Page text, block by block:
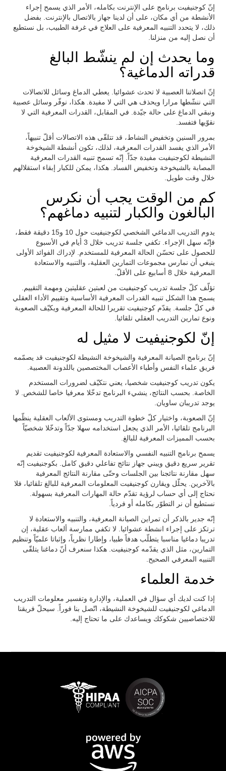
إنّ كوجنيفيت برنامج على الإنترنت بكامله، الأمر الذي يسمح إجراء
الأنشطة من أي مكان، على أن لدينا جهاز بالاتصال بالإنترنت. بفضل
ذلك، لا يتحدد التنبيه المعرفية على العلاج في غرفة الطبيب، بل نستطيع
أن نصل إليه من منزلنا.
وما يحدث إن لم ينشّط البالغ
قدراته الدماغية؟
إنّ اتصلاتنا العصبية لا تحدث عشوائيا. يعطي الدماغ وسائل للاتصالات
التي ننشّطها مرارا ويحذف هي التي لا مفيدة. هكذا، نوفّر وسائل عصبية
ونبقي الدماغ على حالة جيّدة. في المقابل، القدرات المعرفية التي لا
نقوّيها فتفسد.
بمرور السنين وتخفيض النشاط، قد تتلقّى هذه الاتصالات أقلّ تنبيهاً،
الأمر الذي يفسد القدرات المعرفية، لذلك، تكون أنشطة الشيخوخة
النشيطة لكوجنيفيت مفيدة جدّاً. إنّه تسمح تنبيه القدرات المعرفية
المصابة بالشيخوخة وتخفيض الفساد. هكذا، يمكن للكبار إبقاء استقلالهم
خلال وقت طويل.
كم من الوقت يجب أن نكرس
البالغون والكبار لتنبيه دماغهم؟
يدوم التدريب الدماغي الشخصي لكوجنيفيت حول 10 و15 دقيقة فقط،
فإنّه سهل الإجراء. تكفي جلسة تدريب خلال 3 أيام في الأسبوع
للحصول على تحسّن الحالة المعرفية للمستخدم. لإدراك الفوائد الأولى
ينبغي أن نمارس مجموعات التمارين العقلية، والتنبيه والاستعادة
المعرفية خلال 8 أسابيع على الأقلّ.
تؤلّف كلّ جلسة تدريب كوجنيفيت من لعبتين عقليتين ومهمة التقييم.
يسمح هذا الشكل تنبيه القدرات المعرفية الأساسية وتقييم الأداء العقلي
في كلّ جلسة. يقدّم كوجنيفيت تقريرا للحالة المعرفية ويكيّف الصعوبة
ونوع تمارين التدريب العقلي تلقائيا.
إنّ لكوجنيفيت لا مثيل له
إنّ برنامج الصيانة المعرفية والشيخوخة النشيطة لكوجنيفيت قد يصمّمه
فريق علماء النفس وأطباء الأعصاب المختصصين باللدونة العصبية.
يكون تدريب كوجنيفيت شخصيا، يعني نتكيّف لضرورات المستخدم
الخاصة. بحسب النتائج، ينشيء البرنامج تدخّلا معرفيا خاصا للشخص. لا
يوجد تدريبان ساويان.
إنّ الصعوبة، واختيار كلّ خطوة التدريب ومستوى الألعاب العقلية ينظّمها
البرنامج تلقائيا، الأمر الذي يجعل استخدامه سهلا جدّاً وتدخّلا شخصيّاً
بحسب المميزات المعرفية للبالغ.
يسمح برنامج التنبيه النفسي والاستعادة المعرفية لكوجنيفيت تقديم
تقرير سريع دقيق ويبني جهاز نتائج تفاعلي دقيق كامل. بكوجنيفيت إنّه
سهل مقارنة نتائجنا بين الجلسات وحتّى مقارنة النتائج المعرفية
بالآخرين. يحلّل ويقارن كوجنيفيت المعلومات المعرفية للبالغ تلقائيا، فلا
نحتاج إلى أي حساب لرؤية تقدّم حالة المهارات المعرفية بسهولة.
نستطيع أن نر التطوّر بكامله أو فردياً.
إنّه جدير بالذكر أن تمراين الصيانة المعرفية، والتنبيه والاستعادة لا
ترتكز على إجراء انشطة عشوائيا. لا تكفي ممارسة ألعاب عقلية، إن
تدريبا دماغيا مناسبا يتطلّب هدفاً طبيا، وإطارا نظرياً، وإثباتا علميّاً وتنظيم
التمارين، مثل الذي يقدّمه كوجنيفيت. هكذا سنعرف أنّ دماغنا يتلقّى
التنبيه المعرفي الصحيح.
خدمة العلماء
إذا كنت لديك أي سؤال في العملية، والإدارة وتفسير معلومات التدريب
الدماغي لكوجنيفيت للشيخوخة النشيطة، اتّصل بنا فوراً. سيحلّ فريقنا
للاختصاصيين شكوكك ويساعدك على ما تحتاج إليه.